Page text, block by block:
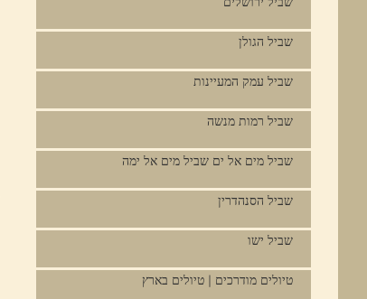
שביל הגולן
שביל עמק המעיינות
שביל רמות מנשה
שביל מים אל ים שביל מים אל ימה
שביל הסנהדרין
שביל ישו
טיולים מודרכים | טיולים בארץ